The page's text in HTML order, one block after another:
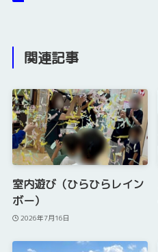
関連記事
室内遊び（ひらひらレイン
ボー）
2026年7月16日